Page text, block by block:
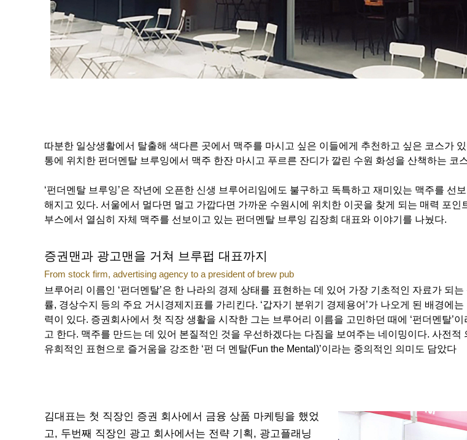
따분한 일상생활에서 탈출해 색다른 곳에서 맥주를 마시고 싶은 이들에게 추천하고 싶은 코스가
통에 위치한 펀더멘탈 브루잉에서 맥주 한잔 마시고 푸르른 잔디가 깔린 수원 화성을 산책하는 코
‘펀더멘탈 브루잉’은 작년에 오픈한 신생 브루어리임에도 불구하고 독특하고 재미있는 맥주를 선
해지고 있다. 서울에서 멀다면 멀고 가깝다면 가까운 수원시에 위치한 이곳을 찾게 되는 매력 포인
부스에서 열심히 자체 맥주를 선보이고 있는 펀더멘탈 브루잉 김장희 대표와 이야기를 나눴다.
증권맨과 광고맨을 거쳐 브루펍 대표까지
From stock firm, advertising agency to a president of brew pub
브루어리 이름인 ‘펀더멘탈’은 한 나라의 경제 상태를 표현하는 데 있어 가장 기초적인 자료가 되
률, 경상수지 등의 주요 거시경제지표를 가리킨다. ‘갑자기 분위기 경제용어’가 나오게 된 배경에는
력이 있다. 증권회사에서 첫 직장 생활을 시작한 그는 브루어리 이름을 고민하던 때에 ‘펀더멘탈’
고 한다. 맥주를 만드는 데 있어 본질적인 것을 우선하겠다는 다짐을 보여주는 네이밍이다. 사전적
유희적인 표현으로 즐거움을 강조한 ‘펀 더 멘탈(Fun the Mental)’이라는 중의적인 의미도 담았다
김대표는 첫 직장인 증권 회사에서 금융 상품 마케팅을 했었
고, 두번째 직장인 광고 회사에서는 전략 기획, 광고플래닝